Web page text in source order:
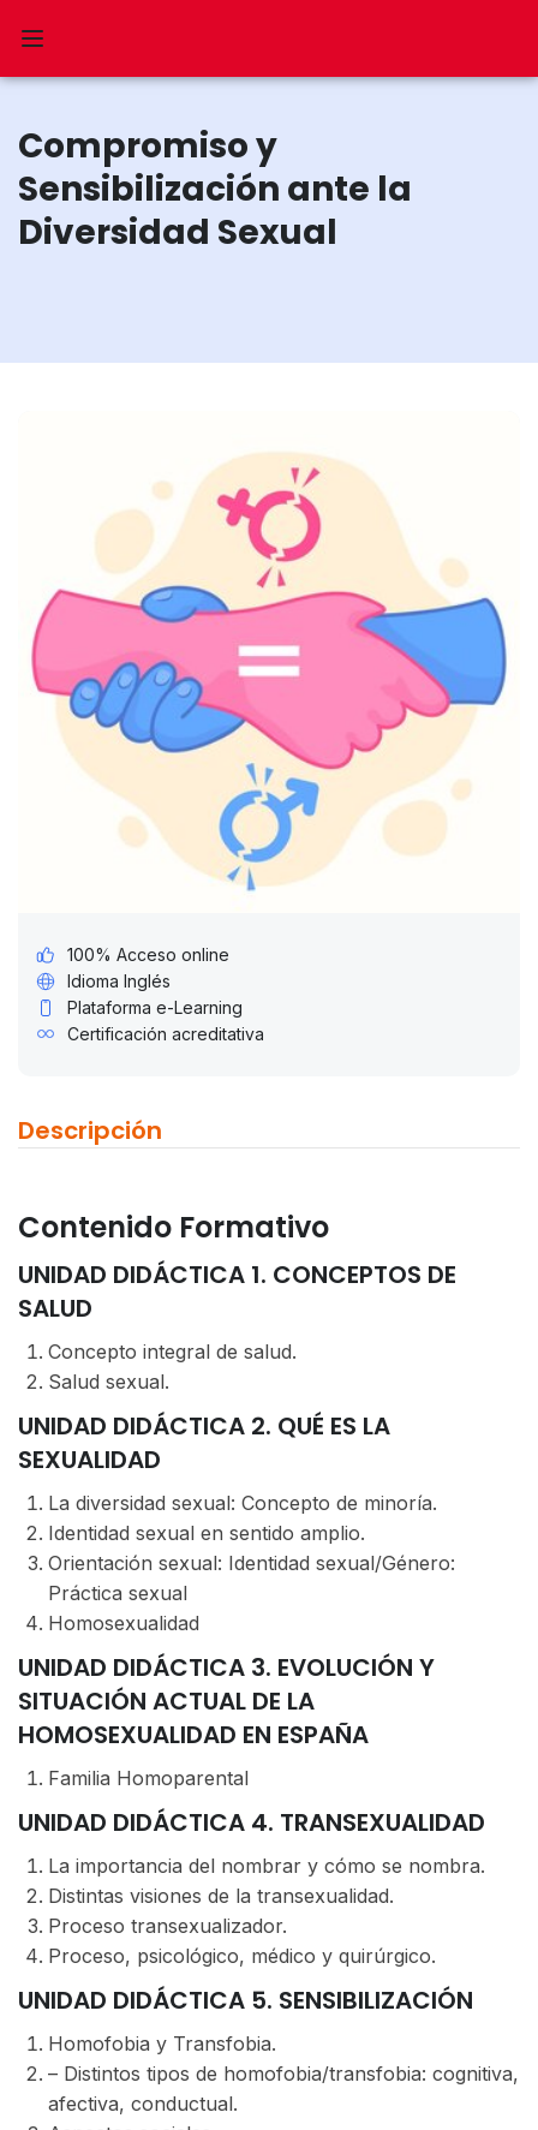
Compromiso y
Sensibilización ante la
Diversidad Sexual
Descripción
Contenido Formativo
UNIDAD DIDÁCTICA 1. CONCEPTOS DE
SALUD
Concepto integral de salud.
Salud sexual.
UNIDAD DIDÁCTICA 2. QUÉ ES LA
SEXUALIDAD
La diversidad sexual: Concepto de minoría.
Identidad sexual en sentido amplio.
Orientación sexual: Identidad sexual/Género:
Práctica sexual
Homosexualidad
UNIDAD DIDÁCTICA 3. EVOLUCIÓN Y
SITUACIÓN ACTUAL DE LA
HOMOSEXUALIDAD EN ESPAÑA
Familia Homoparental
UNIDAD DIDÁCTICA 4. TRANSEXUALIDAD
La importancia del nombrar y cómo se nombra.
Distintas visiones de la transexualidad.
Proceso transexualizador.
Proceso, psicológico, médico y quirúrgico.
UNIDAD DIDÁCTICA 5. SENSIBILIZACIÓN
Homofobia y Transfobia.
– Distintos tipos de homofobia/transfobia: cognitiva,
afectiva, conductual.
100% Acceso online
Idioma Inglés
Plataforma e-Learning
Certificación acreditativa